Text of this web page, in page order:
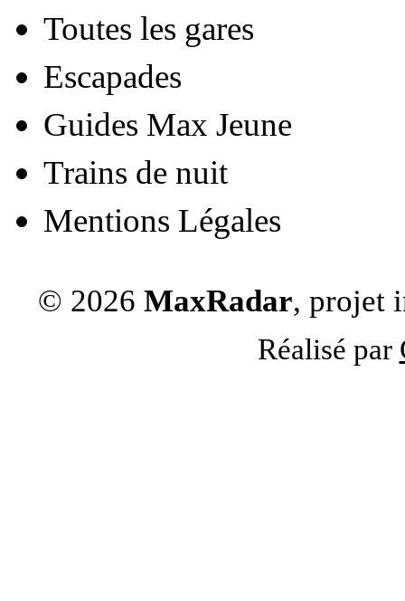
Toutes les gares
Escapades
Guides Max Jeune
Trains de nuit
Mentions Légales
© 2026 MaxRadar, projet
Réalisé par